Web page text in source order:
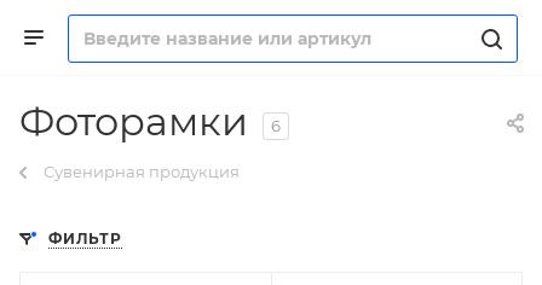
Фоторамки 6
Сувенирная продукция
ФИЛЬТР